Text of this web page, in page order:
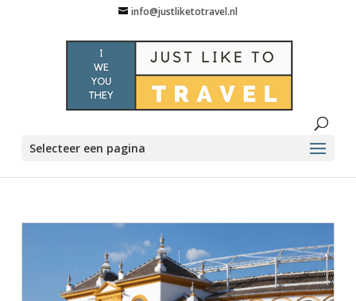
info@justliketotravel.nl
Selecteer een pagina